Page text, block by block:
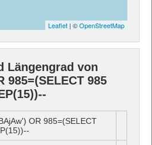
Leaflet | ©OpenStreetMap
Längengrad von
985=(SELECT 985
OR 985=(SELECT